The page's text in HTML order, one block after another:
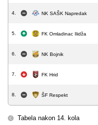
4. NK SAŠK Napredak
5. FK Omladinac Ilidža
6. NK Bojnik
7. FK Hrid
8. ŠF Respekt
Tabela nakon 14. kola